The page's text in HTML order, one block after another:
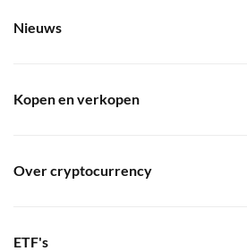
Nieuws
Kopen en verkopen
Over cryptocurrency
ETF's